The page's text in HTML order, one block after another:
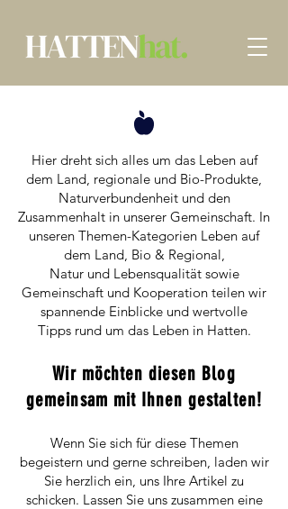
Hier dreht sich alles um das Leben auf
dem Land, regionale und Bio-Produkte,
Naturverbundenheit und den
Zusammenhalt in unserer Gemeinschaft. In
unseren Themen-Kategorien Leben auf
dem Land, Bio & Regional,
Natur und Lebensqualität sowie
Gemeinschaft und Kooperation teilen wir
spannende Einblicke und wertvolle
Tipps rund um das Leben in Hatten.​
Wir möchten diesen Blog
gemeinsam mit Ihnen gestalten!
Wenn Sie sich für diese Themen
begeistern und gerne schreiben, laden wir
Sie herzlich ein, uns Ihre Artikel zu
schicken. Lassen Sie uns zusammen eine